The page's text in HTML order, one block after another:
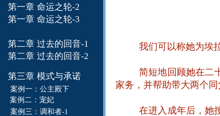
我们可以称她为埃
简短地回顾她在二
家务，并帮助带大两个
在进入成年后，她
第一章 命运之轮-2
第一章 命运之轮-3
第二章 过去的回音-1
第二章 过去的回音-2
第三章 模式与承诺
案例一： 公主殿下
案例二： 宠妃
案例三：调和者-1